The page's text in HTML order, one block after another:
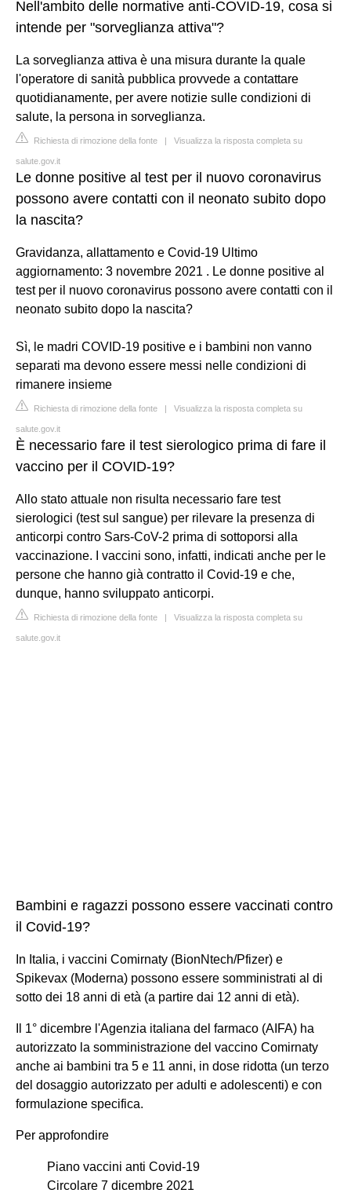
Nell'ambito delle normative anti-COVID-19, cosa si
intende per "sorveglianza attiva"?
La sorveglianza attiva è una misura durante la quale
l'operatore di sanità pubblica provvede a contattare
quotidianamente, per avere notizie sulle condizioni di
salute, la persona in sorveglianza.
Richiesta di rimozione della fonte | Visualizza la risposta completa su
salute.gov.it
Le donne positive al test per il nuovo coronavirus
possono avere contatti con il neonato subito dopo
la nascita?
Gravidanza, allattamento e Covid-19 Ultimo
aggiornamento: 3 novembre 2021 . Le donne positive al
test per il nuovo coronavirus possono avere contatti con il
neonato subito dopo la nascita?
Sì, le madri COVID-19 positive e i bambini non vanno
separati ma devono essere messi nelle condizioni di
rimanere insieme
Richiesta di rimozione della fonte | Visualizza la risposta completa su
salute.gov.it
È necessario fare il test sierologico prima di fare il
vaccino per il COVID-19?
Allo stato attuale non risulta necessario fare test
sierologici (test sul sangue) per rilevare la presenza di
anticorpi contro Sars-CoV-2 prima di sottoporsi alla
vaccinazione. I vaccini sono, infatti, indicati anche per le
persone che hanno già contratto il Covid-19 e che,
dunque, hanno sviluppato anticorpi.
Richiesta di rimozione della fonte | Visualizza la risposta completa su
salute.gov.it
Bambini e ragazzi possono essere vaccinati contro
il Covid-19?
In Italia, i vaccini Comirnaty (BionNtech/Pfizer) e
Spikevax (Moderna) possono essere somministrati al di
sotto dei 18 anni di età (a partire dai 12 anni di età).
Il 1° dicembre l'Agenzia italiana del farmaco (AIFA) ha
autorizzato la somministrazione del vaccino Comirnaty
anche ai bambini tra 5 e 11 anni, in dose ridotta (un terzo
del dosaggio autorizzato per adulti e adolescenti) e con
formulazione specifica.
Per approfondire
Piano vaccini anti Covid-19
Circolare 7 dicembre 2021